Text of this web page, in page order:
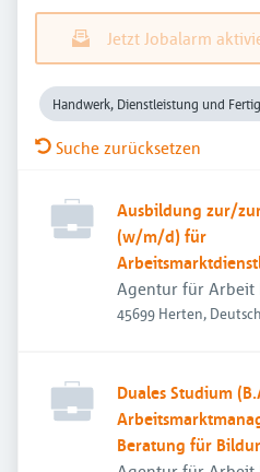
Jetzt Jobalarm
Handwerk, Dienstleistung und
Suche zurücksetzen
Ausbildung zur/
(w/m/d) für
Agentur für Arbeit
45699 Herten,
Duales Studium
Beratung für